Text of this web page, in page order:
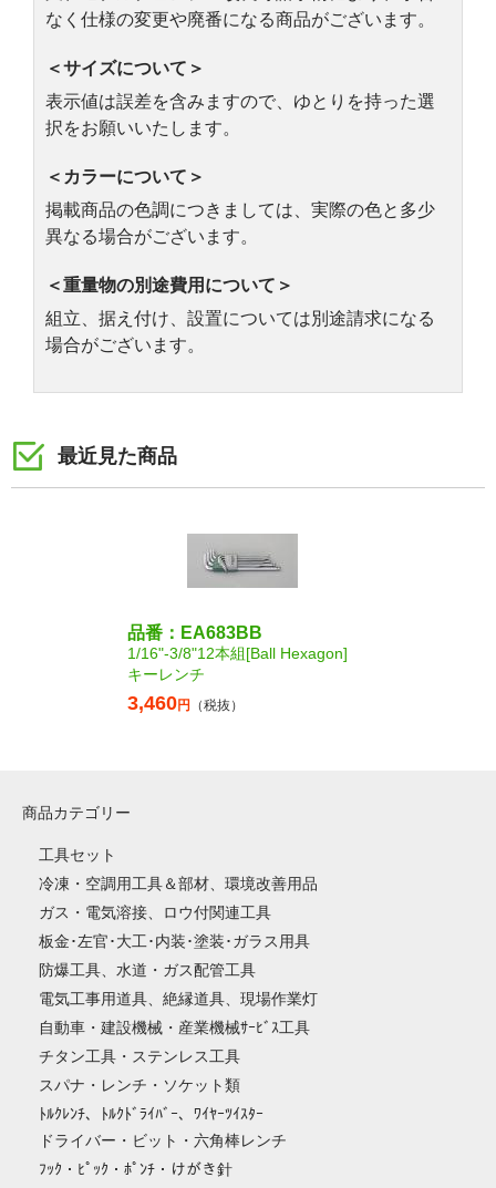
なく仕様の変更や廃番になる商品がございます。
＜サイズについて＞
表示値は誤差を含みますので、ゆとりを持った選
択をお願いいたします。
＜カラーについて＞
掲載商品の色調につきましては、実際の色と多少
異なる場合がございます。
＜重量物の別途費用について＞
組立、据え付け、設置については別途請求になる
場合がございます。
最近見た商品
品番：EA683BB
1/16"-3/8"12本組[Ball Hexagon]
キーレンチ
3,460円 （税抜）
商品カテゴリー
工具セット
冷凍・空調用工具＆部材、環境改善用品
ガス・電気溶接、ロウ付関連工具
板金･左官･大工･内装･塗装･ガラス用具
防爆工具、水道・ガス配管工具
電気工事用道具、絶縁道具、現場作業灯
自動車・建設機械・産業機械ｻｰﾋﾞｽ工具
チタン工具・ステンレス工具
スパナ・レンチ・ソケット類
ﾄﾙｸﾚﾝﾁ、ﾄﾙｸﾄﾞﾗｲﾊﾞｰ、ﾜｲﾔｰﾂｲｽﾀｰ
ドライバー・ビット・六角棒レンチ
ﾌｯｸ・ﾋﾟｯｸ・ﾎﾟﾝﾁ・けがき針